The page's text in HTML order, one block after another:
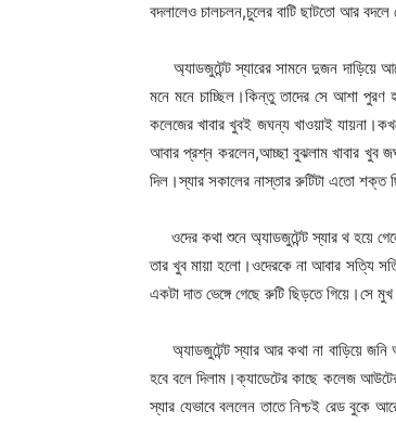
বদলালেও চালচলন,চুলের বাটি ছাটতো আর
অ্যাডজুটেন্ট স্যারের সামনে দুজন দাড়িয়ে
মনে মনে চাচ্ছিল।কিন্তু তাদের সে আশা পুরণ
কলেজের খাবার খুবই জঘন্য খাওয়াই
আবার প্রশ্ন করলেন,আচ্ছা বুঝলাম খাবার খুব
দিল।স্যার সকালের নাস্তার রুটিটা এতো শক্ত
ওদের কথা শুনে অ্যাডজুটেন্ট স্যার থ হয়ে
তার খুব মায়া হলো।ওদেরকে না আবার সত্যি
একটা দাত ভেঙ্গে গেছে রুটি ছিড়তে গিয়ে।সে
অ্যাডজুটেন্ট স্যার আর কথা না বাড়িয়ে জনি
হবে বলে দিলাম।ক্যাডেটের কাছে কলেজ
স্যার যেভাবে বললেন তাতে নিশ্চই রেড বুকে